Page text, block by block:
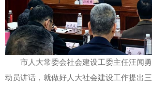
市人大常委会社会建设工委主任汪闻
动员讲话，就做好人大社会建设工作提出